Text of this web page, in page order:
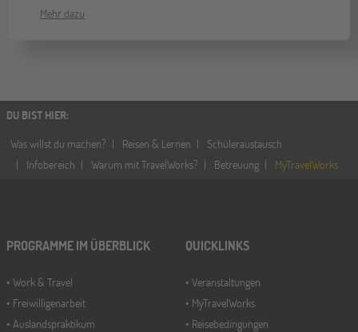
Mehr dazu
DU BIST HIER:
Was willst du machen?
Reisen & Lernen
Schüleraustausch
Infobereich
Warum mit TravelWorks? Betreuung MyTravelWorks
PROGRAMME IM ÜBERBLICK
Work & Travel
Freiwilligenarbeit
Auslandspraktikum
QUICKLINKS
Veranstaltungen
MyTravelWorks
Reisebedingungen